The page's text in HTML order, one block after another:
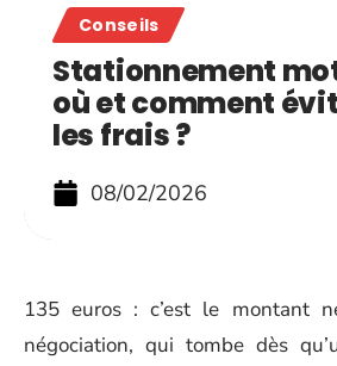
Conseils
Stationnement
où et comment
les frais ?
08/02/2026
135 euros : c’est le montant
négociation, qui tombe dès